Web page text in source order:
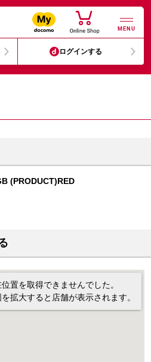
MENU
ログインする
(PRODUCT)RED
置を取得できませんでした。
拡大すると店舗が表示されます。